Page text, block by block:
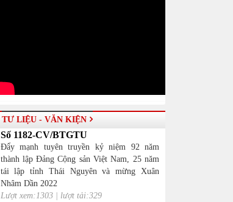
TƯ LIỆU - VĂN KIỆN
Số 1182-CV/BTGTU
Đẩy mạnh tuyên truyền kỷ niệm 92 năm
thành lập Đảng Cộng sản Việt Nam, 25 năm
tái lập tỉnh Thái Nguyên và mừng Xuân
Nhâm Dần 2022
Lượt xem:1303 | lượt tải:329